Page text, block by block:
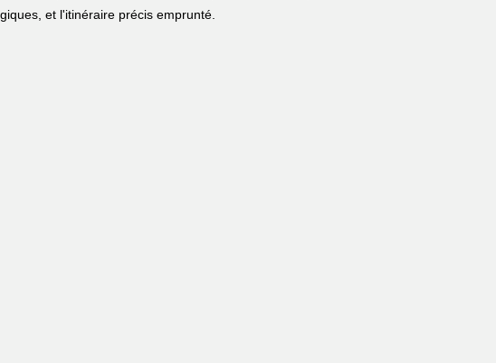
et l'itinéraire précis emprunté.